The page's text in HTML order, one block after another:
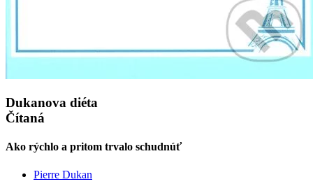
Dukanova diéta
Čítaná
Ako rýchlo a pritom trvalo schudnúť
Pierre Dukan